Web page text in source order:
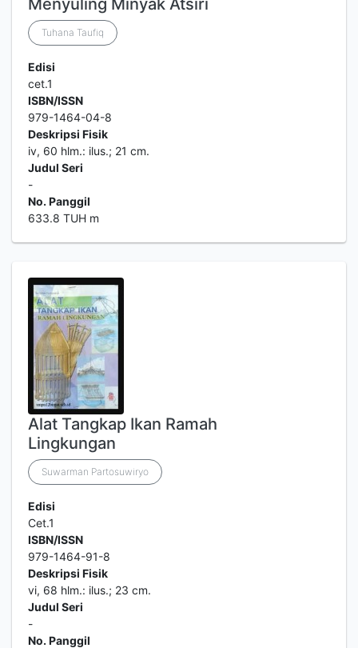
Menyuling Minyak Atsiri
Tuhana Taufiq
Edisi
cet.1
ISBN/ISSN
979-1464-04-8
Deskripsi Fisik
iv, 60 hlm.: ilus.; 21 cm.
Judul Seri
-
No. Panggil
633.8 TUH m
Alat Tangkap Ikan Ramah
Lingkungan
Suwarman Partosuwiryo
Edisi
Cet.1
ISBN/ISSN
979-1464-91-8
Deskripsi Fisik
vi, 68 hlm.: ilus.; 23 cm.
Judul Seri
-
No. Panggil